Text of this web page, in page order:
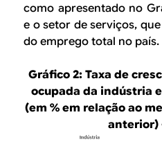
como apresentado no
e o setor de serviços,
do emprego total no país.
Gráfico 2: Taxa de
ocupada da indústria
(em % em relação ao
anterior)